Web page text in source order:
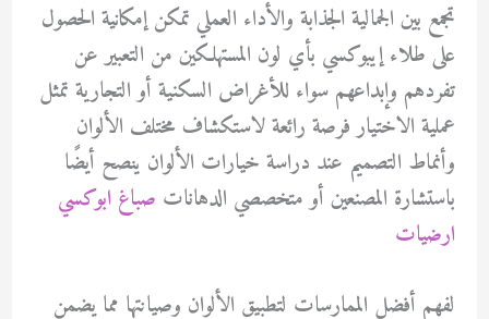
تجمع بين الجمالية الجذابة والأداء العملي تمكن إمكانية الحصول
على طلاء إيبوكسي بأي لون المستهلكين من التعبير عن
تفردهم وإبداعهم سواء للأغراض السكنية أو التجارية تمثل
عملية الاختيار فرصة رائعة لاستكشاف مختلف الألوان
وأنماط التصميم عند دراسة خيارات الألوان ينصح أيضًا
باستشارة المصنعين أو متخصصي الدهانات صباغ ابوكسي
ارضيات
لفهم أفضل الممارسات لتطبيق الألوان وصيانتها مما يضمن